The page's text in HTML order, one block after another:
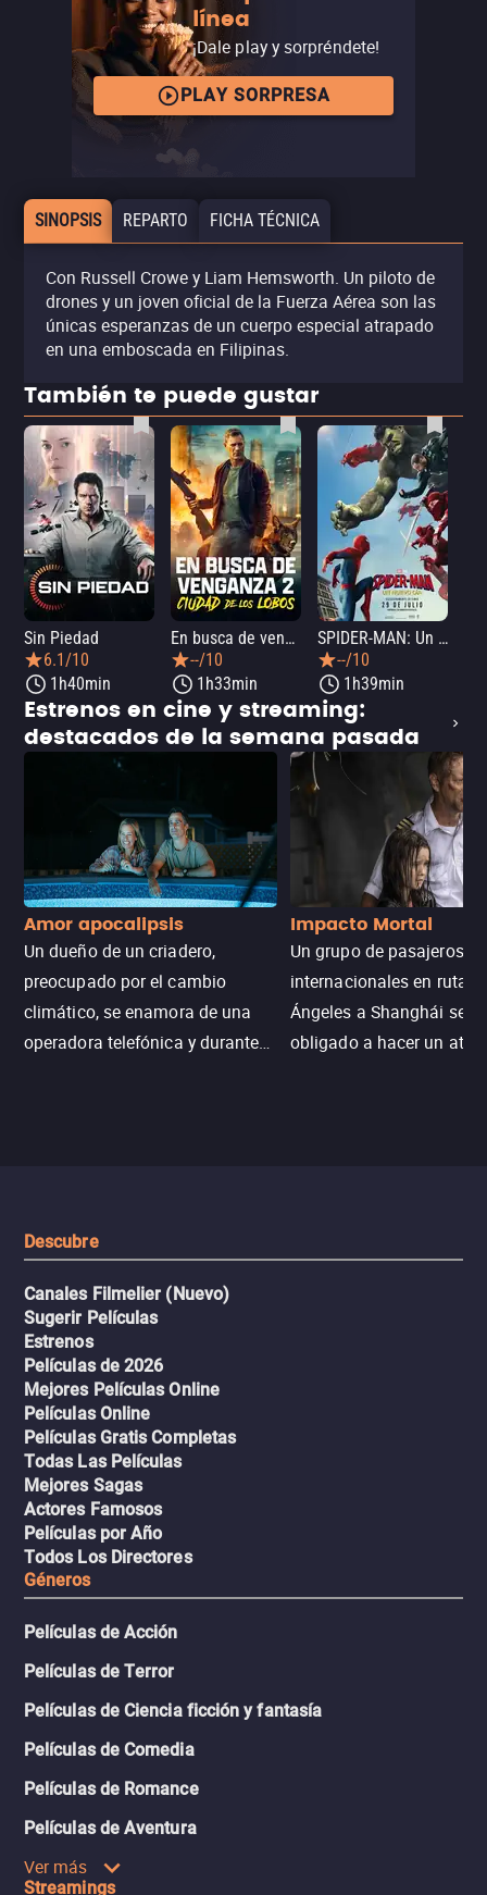
línea
¡Dale play y sorpréndete!
PLAY SORPRESA
SINOPSIS REPARTO FICHA TÉCNICA
Con Russell Crowe y Liam Hemsworth. Un piloto de
drones y un joven oficial de la Fuerza Aérea son las
únicas esperanzas de un cuerpo especial atrapado
en una emboscada en Filipinas.
También te puede gustar
Sin Piedad
6.1/10
1h40min
En busca de venganza 2: Ciudad de los lobos
--/10
1h33min
SPIDER-MAN: Un nuevo día
--/10
1h39min
Estrenos en cine y streaming:
destacados de la semana pasada
Amor apocalipsis
Un dueño de un criadero,
preocupado por el cambio
climático, se enamora de una
operadora telefónica y durante
Impacto Mortal
Un grupo de pasajeros
internacionales en ruta
Ángeles a Shanghái se ve
obligado a hacer un
Descubre
Canales Filmelier (Nuevo)
Sugerir Películas
Estrenos
Películas de 2026
Mejores Películas Online
Películas Online
Películas Gratis Completas
Todas Las Películas
Mejores Sagas
Actores Famosos
Películas por Año
Todos Los Directores
Géneros
Películas de Acción
Películas de Terror
Películas de Ciencia ficción y fantasía
Películas de Comedia
Películas de Romance
Películas de Aventura
Ver más
Streamings